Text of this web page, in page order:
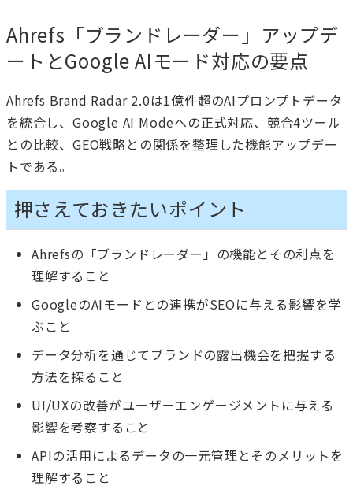
Ahrefs「ブランドレーダー」アップデ
ートとGoogle AIモード対応の要点
Ahrefs Brand Radar 2.0は1億件超のAIプロンプトデータ
を統合し、Google AI Modeへの正式対応、競合4ツール
との比較、GEO戦略との関係を整理した機能アップデー
トである。
押さえておきたいポイント
Ahrefsの「ブランドレーダー」の機能とその利点を
理解すること
GoogleのAIモードとの連携がSEOに与える影響を学
ぶこと
データ分析を通じてブランドの露出機会を把握する
方法を探ること
UI/UXの改善がユーザーエンゲージメントに与える
影響を考察すること
APIの活用によるデータの一元管理とそのメリットを
理解すること